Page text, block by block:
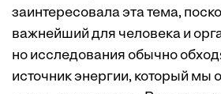
заинтересовала эта тема,
важнейший для человека и
но исследования обычно
источник энергии, который